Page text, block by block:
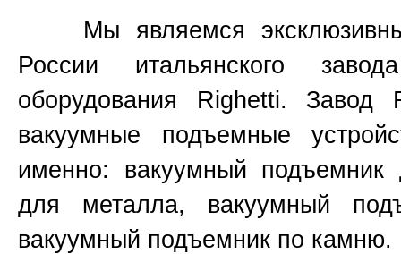
Мы являемся
России итальянского
оборудования Righetti. Завод
вакуумные подъемные
именно: вакуумный
для металла, вакуумный
вакуумный подъемник по камню.